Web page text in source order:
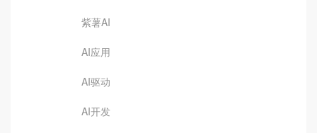
紫薯AI
AI应用
AI驱动
AI开发